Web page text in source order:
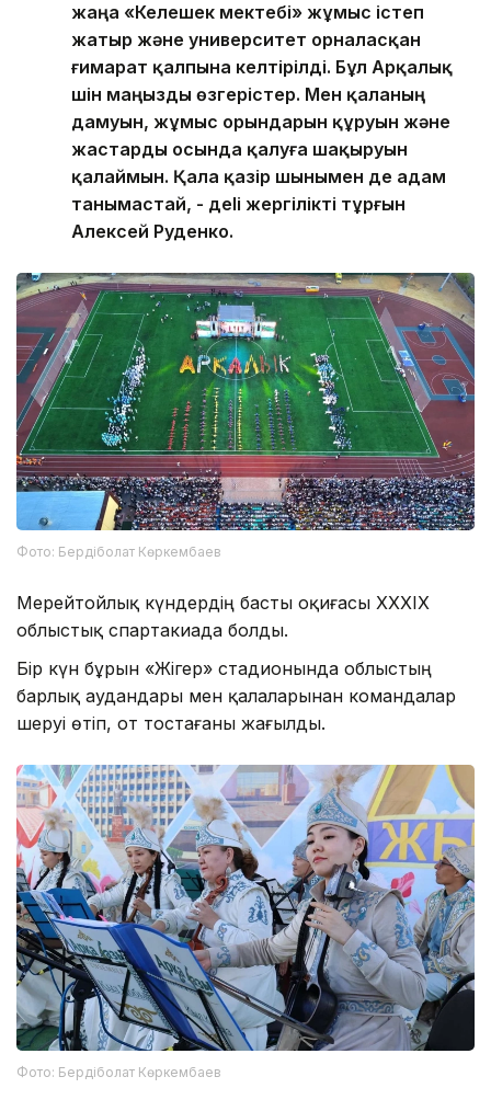
жаңа «Келешек мектебі» жұмыс істеп
жатыр және университет орналасқан
ғимарат қалпына келтірілді. Бұл Арқалық
үшін маңызды өзгерістер. Мен қаланың
дамуын, жұмыс орындарын құруын және
жастарды осында қалуға шақыруын
қалаймын. Қала қазір шынымен де адам
танымастай, - деlі жергілікті тұрғын
Алексей Руденко.
Фото: Бердіболат Көркембаев
Мерейтойлық күндердің басты оқиғасы XXXIX
облыстық спартакиада болды.
Бір күн бұрын «Жігер» стадионында облыстың
барлық аудандары мен қалаларынан командалар
шеруі өтіп, от тостағаны жағылды.
Фото: Бердіболат Көркембаев